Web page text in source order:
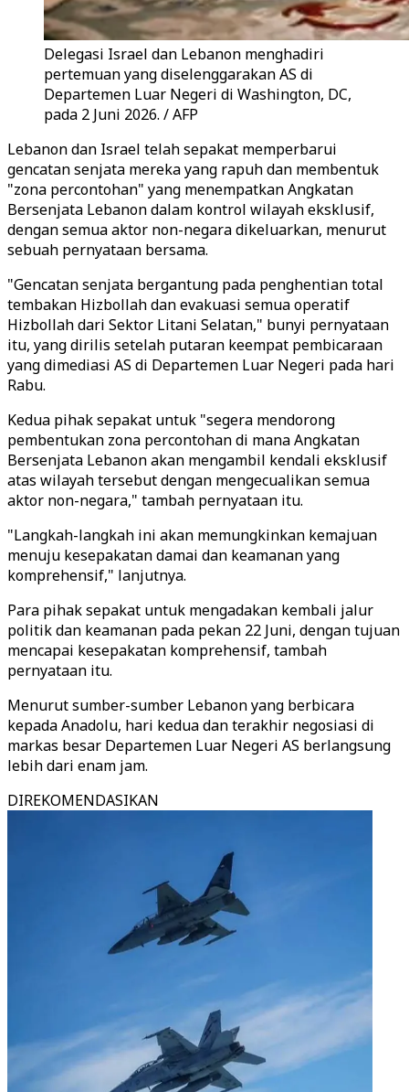
Delegasi Israel dan Lebanon menghadiri
pertemuan yang diselenggarakan AS di
Departemen Luar Negeri di Washington, DC,
pada 2 Juni 2026. / AFP
Lebanon dan Israel telah sepakat memperbarui
gencatan senjata mereka yang rapuh dan membentuk
"zona percontohan" yang menempatkan Angkatan
Bersenjata Lebanon dalam kontrol wilayah eksklusif,
dengan semua aktor non-negara dikeluarkan, menurut
sebuah pernyataan bersama.
"Gencatan senjata bergantung pada penghentian total
tembakan Hizbollah dan evakuasi semua operatif
Hizbollah dari Sektor Litani Selatan," bunyi pernyataan
itu, yang dirilis setelah putaran keempat pembicaraan
yang dimediasi AS di Departemen Luar Negeri pada hari
Rabu.
Kedua pihak sepakat untuk "segera mendorong
pembentukan zona percontohan di mana Angkatan
Bersenjata Lebanon akan mengambil kendali eksklusif
atas wilayah tersebut dengan mengecualikan semua
aktor non-negara," tambah pernyataan itu.
"Langkah-langkah ini akan memungkinkan kemajuan
menuju kesepakatan damai dan keamanan yang
komprehensif," lanjutnya.
Para pihak sepakat untuk mengadakan kembali jalur
politik dan keamanan pada pekan 22 Juni, dengan tujuan
mencapai kesepakatan komprehensif, tambah
pernyataan itu.
Menurut sumber-sumber Lebanon yang berbicara
kepada Anadolu, hari kedua dan terakhir negosiasi di
markas besar Departemen Luar Negeri AS berlangsung
lebih dari enam jam.
DIREKOMENDASIKAN